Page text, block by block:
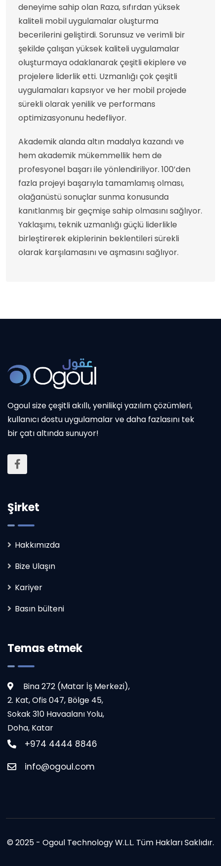
deneyime sahip olan Raza, sıfırdan yüksek
kaliteli mobil uygulamalar oluşturma
becerilerini geliştirdi. Sorunsuz ve verimli bir
şekilde çalışan yüksek kaliteli uygulamalar
oluşturmaya odaklanarak çeşitli ekiplere ve
projelere liderlik etti. Uzmanlığı çok çeşitli
uygulamaları kapsıyor ve her mobil projede
sürekli olarak yenilik ve performans
optimizasyonunu hedefliyor.
Akademik alanda altın madalya kazandı ve
hem akademik mükemmellik hem de
profesyonel başarı ile yönlendiriliyor. 100’den
fazla projeyi başarıyla tamamlamış olması,
olağanüstü sonuçlar sunma konusunda
kanıtlanmış bir geçmişe sahip olmasını sağlıyor.
Yaklaşımı, teknik uzmanlığı güçlü liderlikle
birleştirerek ekiplerinin beklentileri sürekli
olarak karşılamasını ve aşmasını sağlıyor.
Ogoul size çeşitli akıllı, yenilikçi yazılım çözümleri,
kullanıcı dostu uygulamalar ve daha fazlasını tek
bir çatı altında sunuyor!
Şirket
Hakkımızda
Bize Ulaşın
Kariyer
Basın bülteni
Temas etmek
Bina 272 (Matar İş Merkezi),
2. Kat, Ofis 047, Bölge 45,
Sokak 310 Havaalanı Yolu,
Doha, Katar
+974 4444 8846
info@ogoul.com
© 2025 - Ogoul Technology W.L.L. Tüm Hakları Saklıdır.